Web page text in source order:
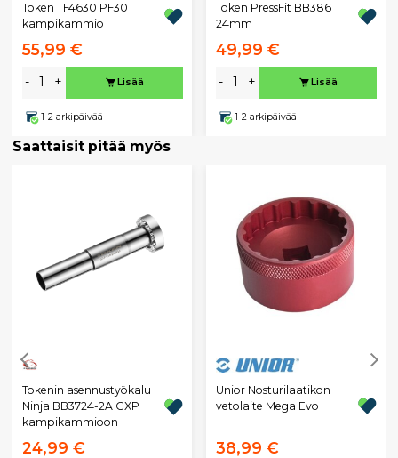
Token TF4630 PF30
kampikammio
55,99 €
- + Lisää
1-2 arkipäivää
Token PressFit BB386
24mm
49,99 €
- + Lisää
1-2 arkipäivää
Saattaisit pitää myös
Tokenin asennustyökalu
Ninja BB3724-2A GXP
kampikammioon
24,99 €
Unior Nosturilaatikon
vetolaite Mega Evo
38,99 €